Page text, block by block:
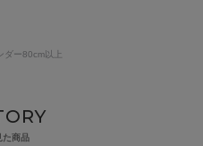
ダー80cm以上
た商品